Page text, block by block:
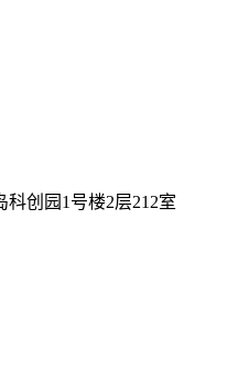
创园1号楼2层212室